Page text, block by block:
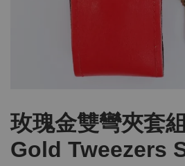
玫瑰金雙彎夾套
Gold Tweezers